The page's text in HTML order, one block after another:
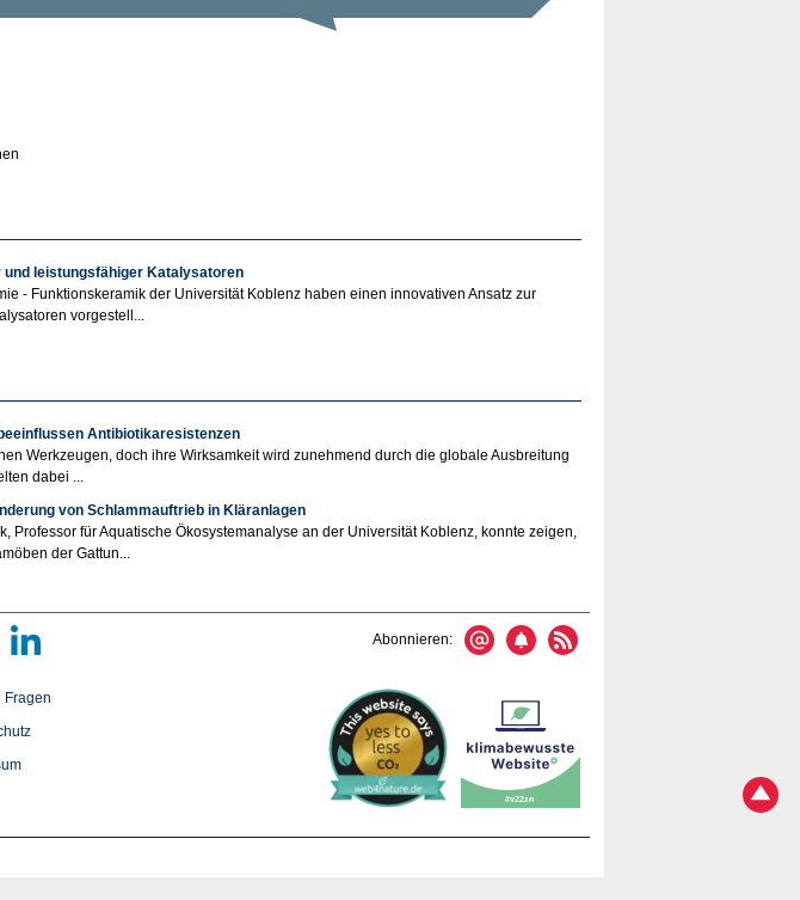
leistungsfähiger Katalysatoren
- Funktionskeramik der Universität Koblenz haben einen innovativen Ansatz zur
vorgestell...
Antibiotikaresistenzen
Werkzeugen, doch ihre Wirksamkeit wird zunehmend durch die globale Ausbreitung
dabei ...
von Schlammauftrieb in Kläranlagen
Professor für Aquatische Ökosystemanalyse an der Universität Koblenz, konnte zeigen,
der Gattun...
Abonnieren:
Fragen